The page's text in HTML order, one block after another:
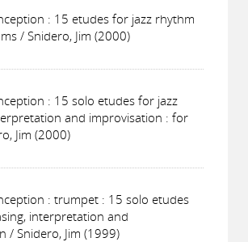
: 15 etudes for jazz rhythm
/ Snidero, Jim (2000)
: 15 solo etudes for jazz
and improvisation : for
Jim (2000)
: trumpet : 15 solo etudes
interpretation and
/ Snidero, Jim (1999)